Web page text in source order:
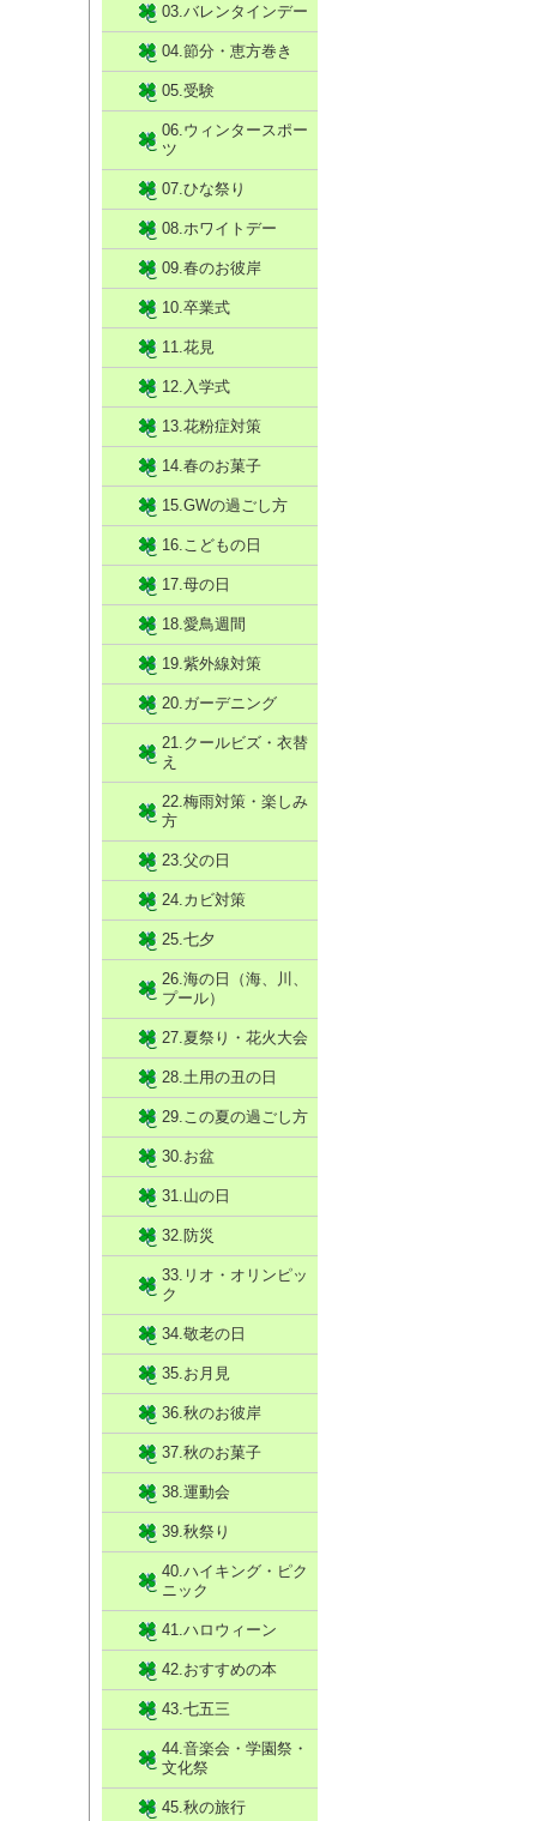
03.バレンタインデー
04.節分・恵方巻き
05.受験
06.ウィンタースポー
ツ
07.ひな祭り
08.ホワイトデー
09.春のお彼岸
10.卒業式
11.花見
12.入学式
13.花粉症対策
14.春のお菓子
15.GWの過ごし方
16.こどもの日
17.母の日
18.愛鳥週間
19.紫外線対策
20.ガーデニング
21.クールビズ・衣替
え
22.梅雨対策・楽しみ
方
23.父の日
24.カビ対策
25.七夕
26.海の日（海、川、
プール）
27.夏祭り・花火大会
28.土用の丑の日
29.この夏の過ごし方
30.お盆
31.山の日
32.防災
33.リオ・オリンピッ
ク
34.敬老の日
35.お月見
36.秋のお彼岸
37.秋のお菓子
38.運動会
39.秋祭り
40.ハイキング・ピク
ニック
41.ハロウィーン
42.おすすめの本
43.七五三
44.音楽会・学園祭・
文化祭
45.秋の旅行